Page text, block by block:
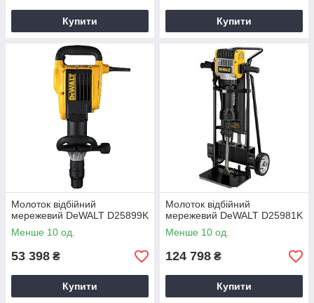
Купити Купити
Молоток відбійний
мережевий DeWALT D25899K
Менше 10 од.
53 398 ₴
Купити
Молоток відбійний
мережевий DeWALT D25981K
Менше 10 од.
124 798 ₴
Купити